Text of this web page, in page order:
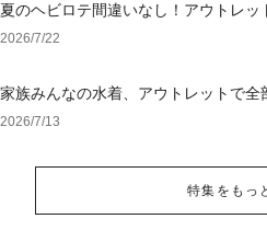
夏のヘビロテ間違いなし！アウトレ
ション
2026/7/22
家族みんなの水着、アウトレットで全
2026/7/13
特集をもっ